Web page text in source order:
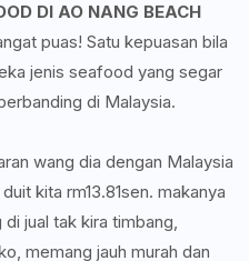
DI AO NANG BEACH
puas! Satu kepuasan bila
jenis seafood yang segar
di Malaysia.
wang dia dengan Malaysia
kita rm13.81sen. makanya
jual tak kira timbang,
memang jauh murah dan